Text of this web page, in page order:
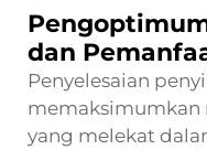
dan
Penyelesaian
memaksimumkan
yang melekat